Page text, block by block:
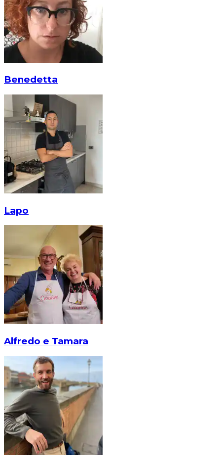
Benedetta
Lapo
Alfredo e Tamara